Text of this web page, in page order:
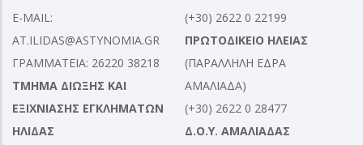
E-MAIL:
AT.ILIDAS@ASTYNOMIA.GR
ΓΡΑΜΜΑΤΕΙΑ: 26220 38218
ΤΜΗΜΑ ΔΙΩΞΗΣ ΚΑΙ
ΕΞΙΧΝΙΑΣΗΣ ΕΓΚΛΗΜΑΤΩΝ
ΗΛΙΔΑΣ
(+30) 2622 0 22199
ΠΡΩΤΟΔΙΚΕΙΟ ΗΛΕΙΑΣ
(ΠΑΡΑΛΛΗΛΗ ΕΔΡΑ
ΑΜΑΛΙΑΔΑ)
(+30) 2622 0 28477
Δ.Ο.Υ. ΑΜΑΛΙΑΔΑΣ